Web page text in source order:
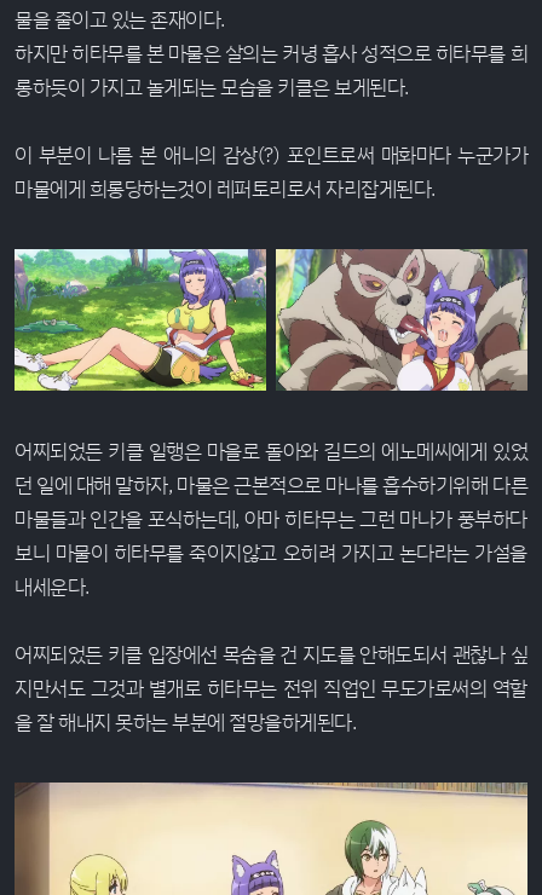
물을 줄이고 있는 존재이다.
하지만 히타무를 본 마물은 살의는 커녕 흡사 성적으로 히타무를 희
롱하듯이 가지고 놀게되는 모습을 키클은 보게된다.
이 부분이 나름 본 애니의 감상(?) 포인트로써 매화마다 누군가가
마물에게 희롱당하는것이 레퍼토리로서 자리잡게된다.
어찌되었든 키클 일행은 마을로 돌아와 길드의 에노메씨에게 있었
던 일에 대해 말하자, 마물은 근본적으로 마나를 흡수하기위해 다른
마물들과 인간을 포식하는데, 아마 히타무는 그런 마나가 풍부하다
보니 마물이 히타무를 죽이지않고 오히려 가지고 논다라는 가설을
내세운다.
어찌되었든 키클 입장에선 목숨을 건 지도를 안해도되서 괜찮나 싶
지만서도 그것과 별개로 히타무는 전위 직업인 무도가로써의 역할
을 잘 해내지 못하는 부분에 절망을하게된다.